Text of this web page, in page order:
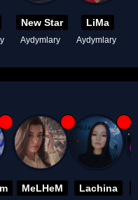
New Star
Aydymlary
LiMa
Aydymlary
MeLHeM Lachina